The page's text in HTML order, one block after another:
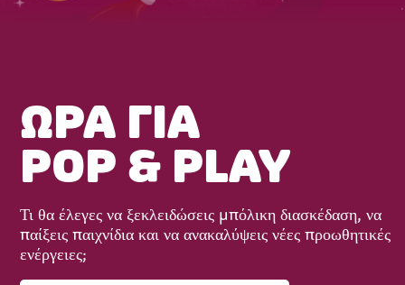
ΩΡΑ ΓΙΑ
POP & PLAY
Τι θα έλεγες να ξεκλειδώσεις μπόλικη διασκέδαση, να
παίξεις παιχνίδια και να ανακαλύψεις νέες προωθητικές
ενέργειες;